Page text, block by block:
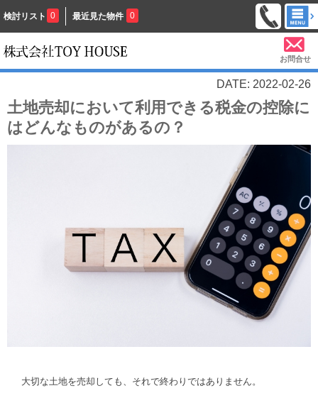
検討リスト 0 最近見た物件 0
お問合せ
DATE: 2022-02-26
土地売却において利用できる税金の控除に
はどんなものがあるの？
大切な土地を売却しても、それで終わりではありません。